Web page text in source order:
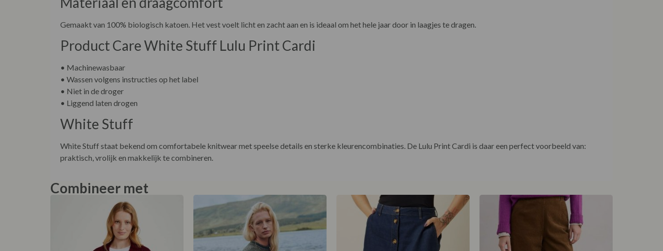
Gemaakt van 100% biologisch katoen. Het vest voelt licht en zacht aan en is ideaal om het hele jaar door in laagjes te dragen.
Product Care White Stuff Lulu Print Cardi
• Machinewasbaar
• Wassen volgens instructies op het label
• Niet in de droger
• Liggend laten drogen
White Stuff
White Stuff staat bekend om comfortabele knitwear met speelse details en sterke kleurencombinaties. De Lulu Print Cardi is daar een perfect voorbeeld van:
praktisch, vrolijk en makkelijk te combineren.
Combineer met